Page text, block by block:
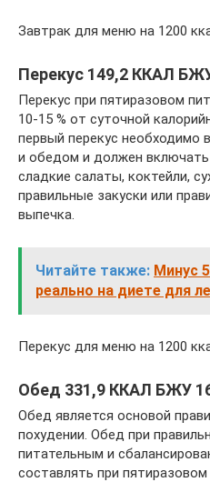
Завтрак для меню на 1200
Перекус 149,2 ККАЛ
Перекус при пятиразовом
10-15 % от суточной
первый перекус необходимо
и обедом и должен включать
сладкие салаты, коктейли,
правильные закуски или
выпечка.
Читайте также: Минус
реально на диете для
Перекус для меню на 1200
Обед 331,9 ККАЛ БЖУ
Обед является основой
похудении. Обед при
питательным и
составлять при